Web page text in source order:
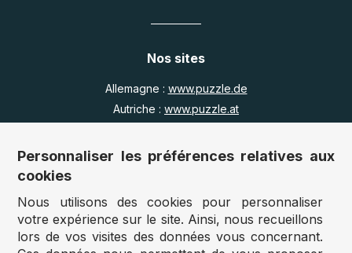
Nos sites
Allemagne : www.puzzle.de
Autriche : www.puzzle.at
Royaume Uni :
www.jigsawpuzzle.co.uk
Accès revendeurs / détaillants
Vous avez un magasin ?
Personnaliser les préférences relatives aux
cookies
Nous utilisons des cookies pour personnaliser
votre expérience sur le site. Ainsi, nous recueillons
lors de vos visites des données vous concernant.